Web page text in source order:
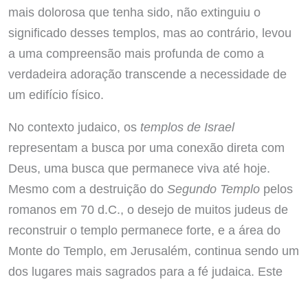
mais dolorosa que tenha sido, não extinguiu o
significado desses templos, mas ao contrário, levou
a uma compreensão mais profunda de como a
verdadeira adoração transcende a necessidade de
um edifício físico.
No contexto judaico, os templos de Israel
representam a busca por uma conexão direta com
Deus, uma busca que permanece viva até hoje.
Mesmo com a destruição do Segundo Templopelos
romanos em 70 d.C., o desejo de muitos judeus de
reconstruir o templo permanece forte, e a área do
Monte do Templo, em Jerusalém, continua sendo um
dos lugares mais sagrados para a fé judaica. Este